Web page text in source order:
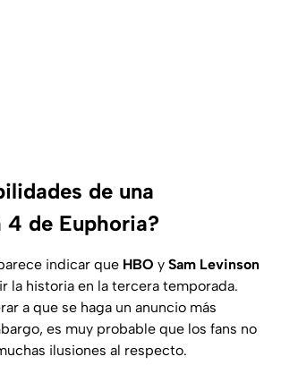
de una
4 de Euphoria?
indicar que HBO y Sam Levinson
la historia en la tercera temporada.
a que se haga un anuncio más
es muy probable que los fans no
ilusiones al respecto.